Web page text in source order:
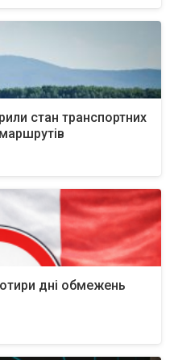
стан транспортних
дні обмежень